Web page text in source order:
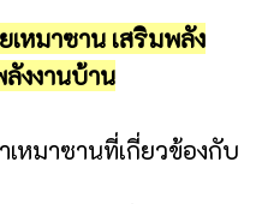
หมาซาน เสริมพลัง
งงานบ้าน
หมาซานที่เกี่ยวข้องกับ